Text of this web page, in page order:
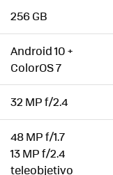
256 GB
Android 10 +
ColorOS 7
32 MP f/2.4
48 MP f/1.7
13 MP f/2.4
teleobjetivo